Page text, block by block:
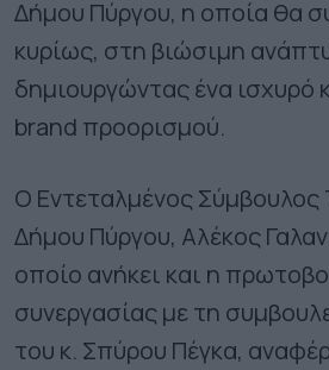
Δήμου Πύργου, η οποία θα
κυρίως, στη βιώσιμη
δημιουργώντας ένα ισχυρό
brand προορισμού.
Ο Εντεταλμένος Σύμβουλος
Δήμου Πύργου, Αλέκος
οποίο ανήκει και η
συνεργασίας με τη
του κ. Σπύρου Πέγκα,